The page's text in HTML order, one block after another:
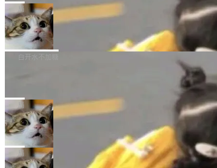
质的最低采样率）的音频格式将被拒绝 修复了 C
SS 圆角虚线样式中可能存在的问题 如果表单中
的图像元素不在同一个子树中，则它们将不再关
联 加...
最强的若干项。对于尚未正式发版的 PG 19，则
通过拉取过去一年内（从 PG 18 Beta1 时间点
至今）的所有 commit，同样交由 AI 分析提炼。
经过人工复核，准确度令人满意。这一方法也为
社区爱好者提供了高效跟踪新版本的思路。
维护工作一直与我的日常工作、家务、社交生活
和休闲娱乐竞争时间。" 这是 libexpat 维护者 S
ebastian Pipping 写在博客里的话。8 月 4 日，
他宣布了一个新消息：从 2026 年 8 月 1 日起，
他可以全职维护 libexpat 了，最长 6 个月。发
库之一。你的操作系统、浏览器、无数的基础设
施软件，很可能都在用它。而过去十年，维护它
的人一直在用业余...
局
Firefox 153.0.3 发布
Firefox 153.0.3 现已发布，具体更新内容如
下： New Smart Window 包含多项增强功能：
gi?id=2019042">Bug&nbsp;2019042</a>）</l
i> <li>现在，助手可以直接使用 Exa 的网络搜索
结果回答问题，而无需将问题转交给搜索引擎。
（<a href="https://bugzilla.mozilla.org/show_
bug.cgi?id=204...
白开水不加糖
的 npm 包。项目的核心论点是：容器不适合 Ag
ent 计算。真正适合的，是 Isolate。 Cloudflare
工程师在这件事上没什么可谦虚的——他们用 W
orkers 跑了十年 Isolate。用 CEO Matthew Pri
nce 的话说：「我们一生都在用 Isolate 运行代
码，而 AI Agent 不需要容器，它们需要的是 Iso
局
OpenAI 公开邮件和聊天记录回应苹果
诉讼，称“Apple is getting this wron
g”
上个月，苹果一纸诉状把 OpenAI 告上法庭，指
控其挖角苹果前员工并窃取商业秘密。苹果的诉
状把 OpenAI 描述成一个系统性地从前东家挖
局